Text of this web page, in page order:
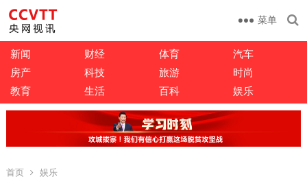
菜单
新闻 财经 体育
汽车
房产
科技 旅游
时尚
教育
生活 百科 娱乐
首页 娱乐